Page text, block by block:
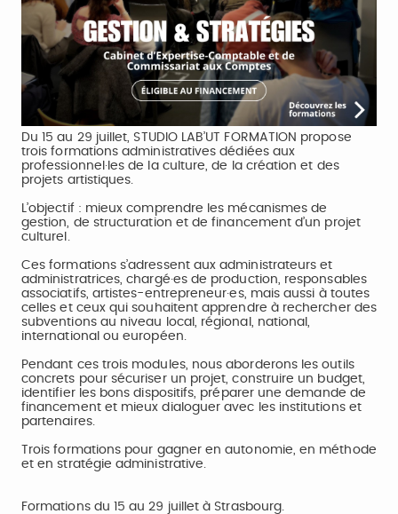
Du 15 au 29 juillet, STUDIO LAB’UT FORMATION propose
trois formations administratives dédiées aux
professionnel·les de la culture, de la création et des
projets artistiques.
L’objectif : mieux comprendre les mécanismes de
gestion, de structuration et de financement d’un projet
culturel.
Ces formations s’adressent aux administrateurs et
administratrices, chargé·es de production, responsables
associatifs, artistes-entrepreneur·es, mais aussi à toutes
celles et ceux qui souhaitent apprendre à rechercher des
subventions au niveau local, régional, national,
international ou européen.
Pendant ces trois modules, nous aborderons les outils
concrets pour sécuriser un projet, construire un budget,
identifier les bons dispositifs, préparer une demande de
financement et mieux dialoguer avec les institutions et
partenaires.
Trois formations pour gagner en autonomie, en méthode
et en stratégie administrative.
Formations du 15 au 29 juillet à Strasbourg.